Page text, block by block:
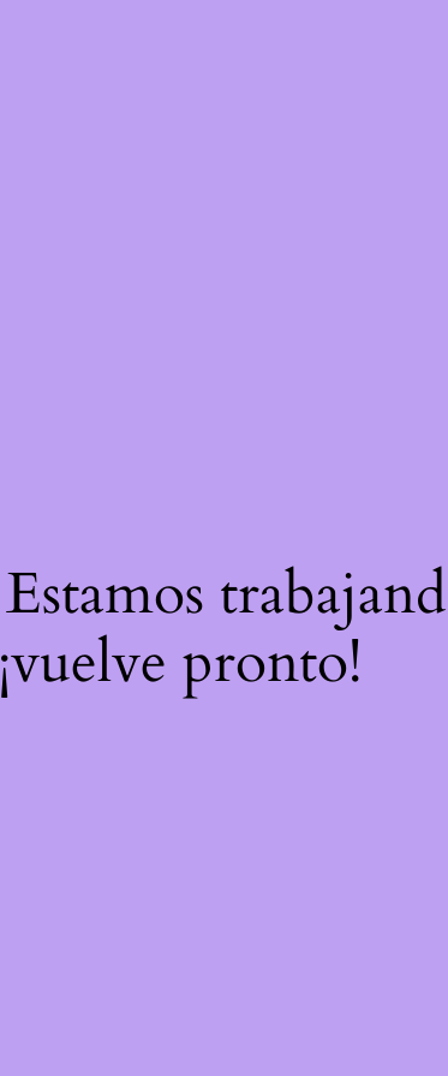
Estamos
¡vuelve pronto!